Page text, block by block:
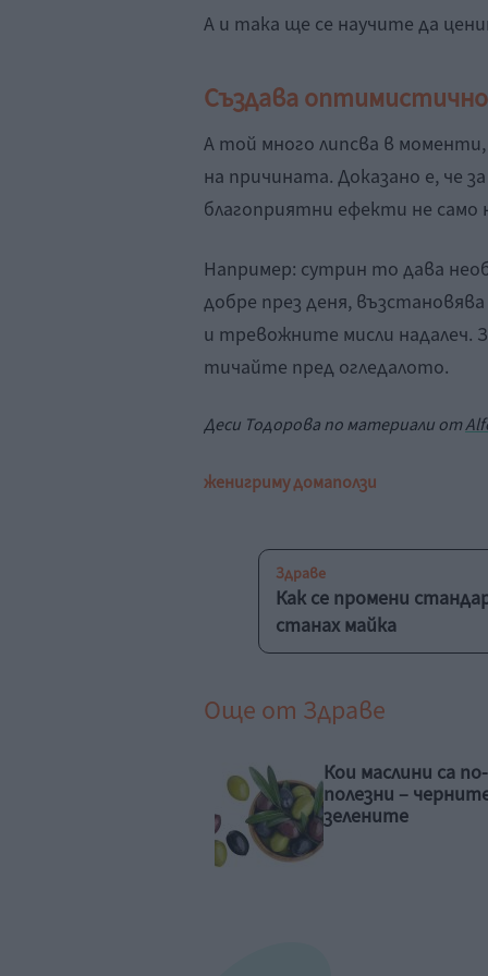
А и така ще се научите да
Създава
А той много липсва в
на причината. Доказано е, че
благоприятни ефекти не само
Например: сутрин то дава
добре през деня,
и тревожните мисли
тичайте пред огледалото.
Деси Тодорова по материали от
женигриму домаползи
Здраве
Как се промени
станах майка
Още от Здраве
Какво издават
ноктите?